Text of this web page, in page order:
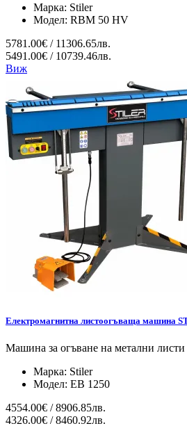
Марка: Stiler
Модел: RBM 50 HV
5781.00€ / 11306.65лв.
5491.00€ / 10739.46лв.
Виж
Електромагнитна листоогъваща машина
Машина за огъване на метални листи
Марка: Stiler
Модел: EB 1250
4554.00€ / 8906.85лв.
4326.00€ / 8460.92лв.